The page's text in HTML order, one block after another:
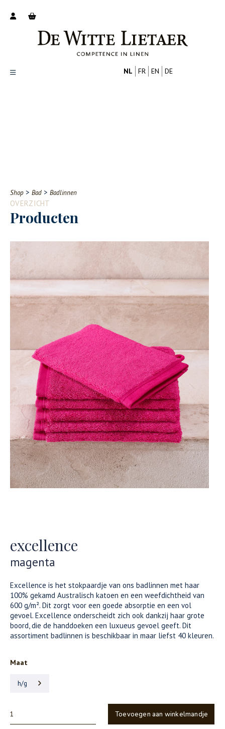
Contact
NL FR EN DE
Shop > Bad > Badlinnen
OVERZICHT
Producten
excellence
magenta
Excellence is het stokpaardje van ons badlinnen met haar
100% gekamd Australisch katoen en een weefdichtheid van
600 g/m². Dit zorgt voor een goede absorptie en een vol
gevoel. Excellence onderscheidt zich ook dankzij haar grote
boord, die de handdoeken een luxueus gevoel geeft. Dit
assortiment badlinnen is beschikbaar in maar liefst 40 kleuren.
Maat
h/g
Toevoegen aan winkelmandje